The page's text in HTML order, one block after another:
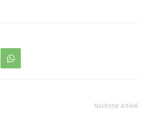
Nächster Artikel